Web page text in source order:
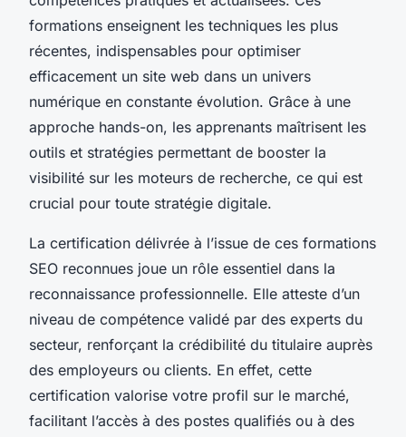
formations enseignent les techniques les plus
récentes, indispensables pour optimiser
efficacement un site web dans un univers
numérique en constante évolution. Grâce à une
approche hands-on, les apprenants maîtrisent les
outils et stratégies permettant de booster la
visibilité sur les moteurs de recherche, ce qui est
crucial pour toute stratégie digitale.
La certification délivrée à l’issue de ces formations
SEO reconnues joue un rôle essentiel dans la
reconnaissance professionnelle. Elle atteste d’un
niveau de compétence validé par des experts du
secteur, renforçant la crédibilité du titulaire auprès
des employeurs ou clients. En effet, cette
certification valorise votre profil sur le marché,
facilitant l’accès à des postes qualifiés ou à des